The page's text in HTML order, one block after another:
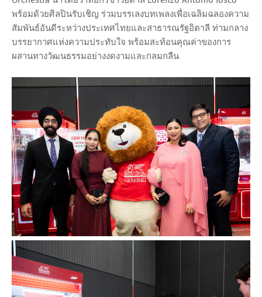
พร้อมด้วยศิลปินรับเชิญ ร่วมบรรเลงบทเพลงเพื่อเฉลิมฉลองความ
สัมพันธ์อันดีระหว่างประเทศไทยและสาธารณรัฐอิตาลี ท่ามกลาง
บรรยากาศแห่งความประทับใจ พร้อมสะท้อนคุณค่าของการ
ผสานทางวัฒนธรรมอย่างงดงามและกลมกลืน